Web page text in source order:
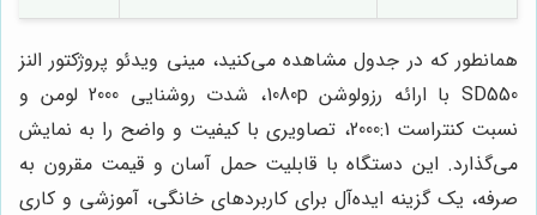
همانطور که در جدول مشاهده می‌کنید، مینی ویدئو پروژکتور النز
SD550 با ارائه رزولوشن 1080p، شدت روشنایی 2000 لومن و
نسبت کنتراست 2000:1، تصاویری با کیفیت و واضح را به نمایش
می‌گذارد. این دستگاه با قابلیت حمل آسان و قیمت مقرون به
صرفه، یک گزینه ایده‌آل برای کاربردهای خانگی، آموزشی و کاری